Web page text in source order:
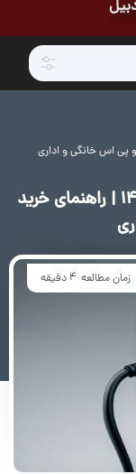
بهترین یو پی اس‌های بازار ایران ۱۴۰۴ | راهنمای خرید
زمان مطالعه 4 دقیقه